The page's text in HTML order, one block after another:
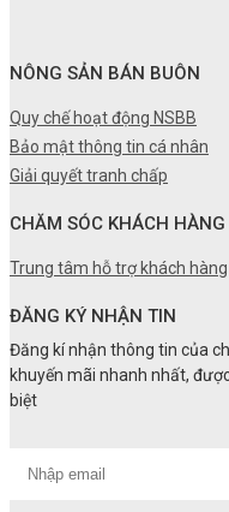
NÔNG SẢN BÁN BUÔN
Quy chế hoạt động NSBB
Bảo mật thông tin cá nhân
Giải quyết tranh chấp
CHĂM SÓC KHÁCH HÀNG
Trung tâm hỗ trợ khách hàng
ĐĂNG KÝ NHẬN TIN
Đăng kí nhận thông tin của
khuyến mãi nhanh nhất,
biệt